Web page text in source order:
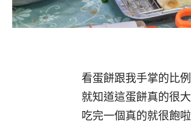
看蛋餅跟我手掌的比例
就知道這蛋餅真的很大
吃完一個真的就很飽啦